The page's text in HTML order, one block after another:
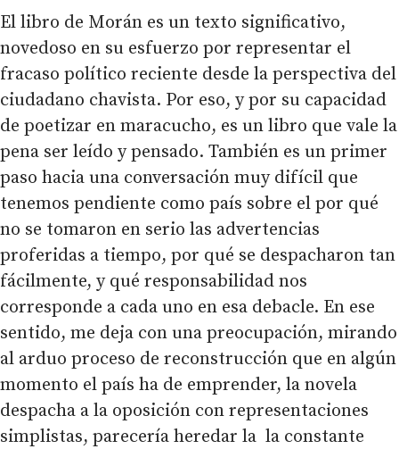
El libro de Morán es un texto significativo,
novedoso en su esfuerzo por representar el
fracaso político reciente desde la perspectiva del
ciudadano chavista. Por eso, y por su capacidad
de poetizar en maracucho, es un libro que vale la
pena ser leído y pensado. También es un primer
paso hacia una conversación muy difícil que
tenemos pendiente como país sobre el por qué
no se tomaron en serio las advertencias
proferidas a tiempo, por qué se despacharon tan
fácilmente, y qué responsabilidad nos
corresponde a cada uno en esa debacle. En ese
sentido, me deja con una preocupación, mirando
al arduo proceso de reconstrucción que en algún
momento el país ha de emprender, la novela
despacha a la oposición con representaciones
simplistas, parecería heredar la la constante